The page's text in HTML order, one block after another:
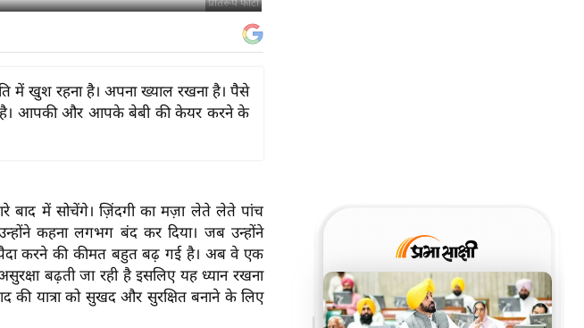
प्रतिरूप फोटो
में खुश रहना है। अपना ख्याल रखना है। पैसे
है। आपकी और आपके बेबी की केयर करने के
बाद में सोचेंगे। ज़िंदगी का मज़ा लेते लेते पांच
कहना लगभग बंद कर दिया। जब उन्होंने
पैदा करने की कीमत बहुत बढ़ गई है। अब वे एक
बढ़ती जा रही है इसलिए यह ध्यान रखना
यात्रा को सुखद और सुरक्षित बनाने के लिए